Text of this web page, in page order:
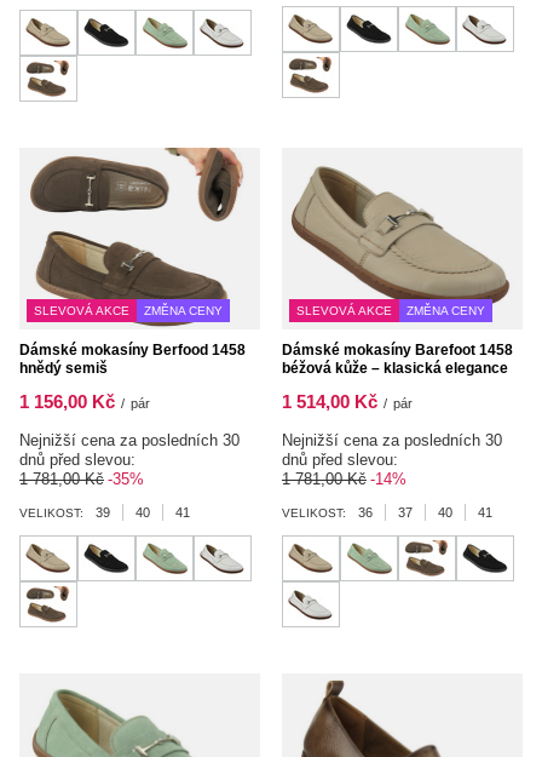
SLEVOVÁ AKCE ZMĚNA CENY
Dámské mokasíny Berfood 1458
hnědý semiš
1 156,00 Kč / pár
Nejnižší cena za posledních 30
dnů před slevou:
1 781,00 Kč -35%
VELIKOST: 39 40 41
SLEVOVÁ AKCE ZMĚNA CENY
Dámské mokasíny Barefoot 1458
béžová kůže – klasická elegance
1 514,00 Kč / pár
Nejnižší cena za posledních 30
dnů před slevou:
1 781,00 Kč -14%
VELIKOST: 36 37 40 41